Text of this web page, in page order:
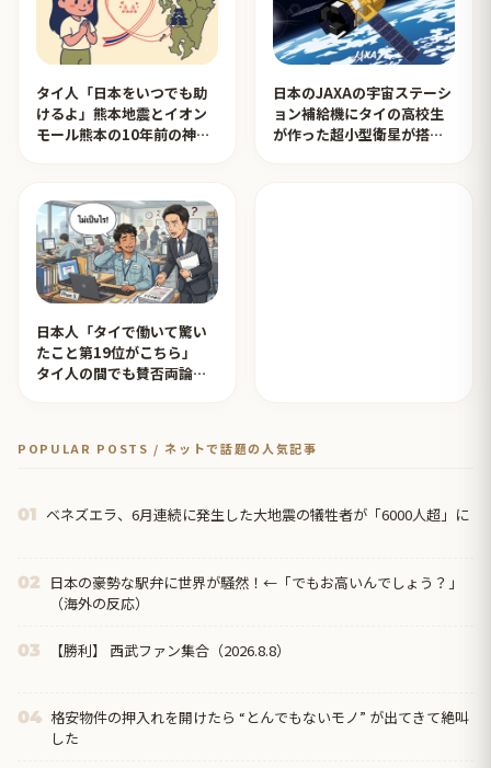
タイ人「日本をいつでも助
けるよ」熊本地震とイオン
モール熊本の10年前の神対
日本のJAXAの宇宙ステーシ
ョン補給機にタイの高校生
が作った超小型衛星が搭載
日本人「タイで働いて驚い
たこと第19位がこちら」
タイ人の間でも賛否両論
POPULAR POSTS / ネットで話題の人気記事
01 ベネズエラ、6月連続に発生した大地震の犠牲者が「6000人超」に
02
日本の豪勢な駅弁に世界が騒然！←「でもお高いんでしょう？」
（海外の反応）
03 【勝利】 西武ファン集合（2026.8.8）
04 格安物件の押入れを開けたら “とんでもないモノ” が出てきて絶叫
した